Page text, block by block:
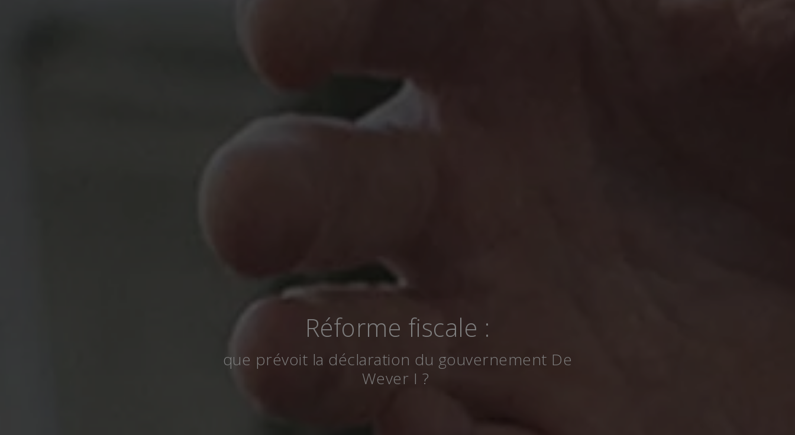
Réforme fiscale :
que prévoit la déclaration du gouvernement De
Wever I ?